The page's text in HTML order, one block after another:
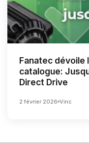
Fanatec dévoile
catalogue:
Direct Drive
2 février 2026 Vinc